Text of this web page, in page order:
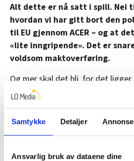
Samtykke Detaljer
Ansvarlig bruk av dataene dine
Alt dette er nå satt i spill. Nei
hvordan vi har gitt bort den
til EU gjennom ACER – og at
«lite inngripende». Det er
voldsom maktoverføring.
Og mer skal det bli, for det
og intensjon at vi skal innføre
Det er fortsatt lenge igjen, og
retten var det nok av juridiske
gikk over hodet på denne